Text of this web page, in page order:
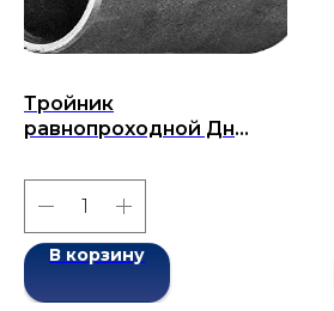
Тройник
равнопроходной Дн
бесшовный ГОСТ 17376-
2001
В корзину